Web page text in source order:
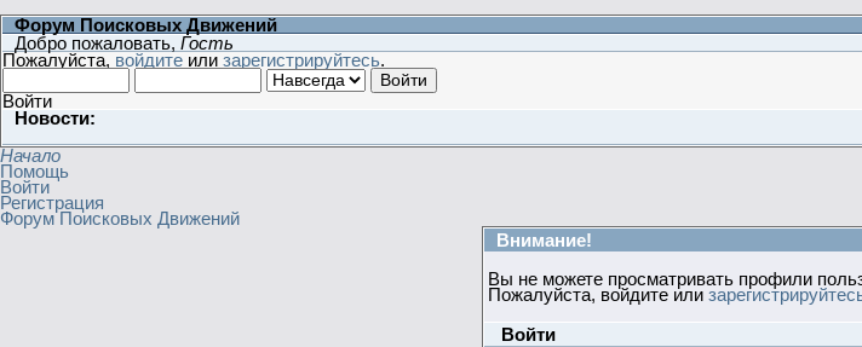
Форум Поисковых Движений
Добро пожаловать, Гость
Пожалуйста, войдите или зарегистрируйтесь.
Войти
Новости:
Начало
Помощь
Войти
Регистрация
Форум Поисковых Движений
Внимание!
Вы не можете просматривать профили
Пожалуйста, войдите или
Войти